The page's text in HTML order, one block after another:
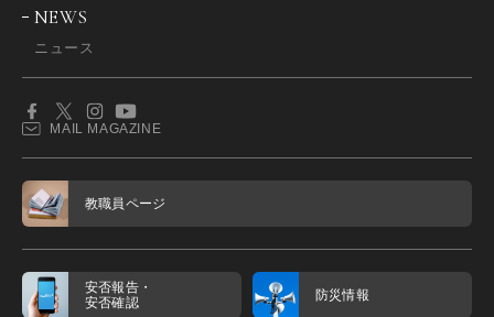
NEWS
ニュース
MAIL MAGAZINE
教職員ページ
安否報告・
安否確認
防災情報